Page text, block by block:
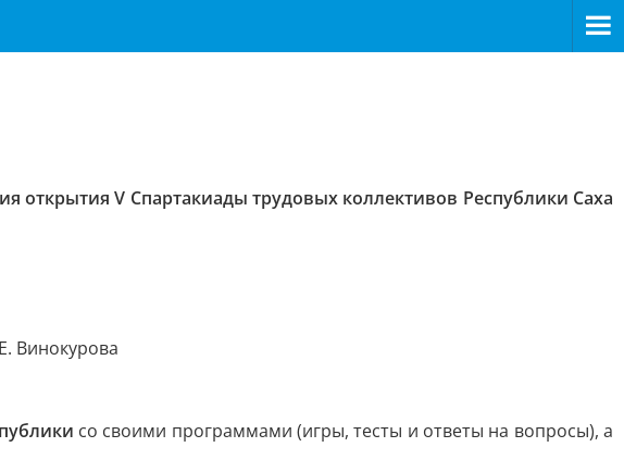
открытия V Спартакиады трудовых коллективов Республики Саха
Винокурова
со своими программами (игры, тесты и ответы на вопросы), а